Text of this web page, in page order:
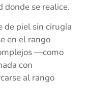
donde se realice.
de piel sin cirugía
en el rango
—como
con
al rango